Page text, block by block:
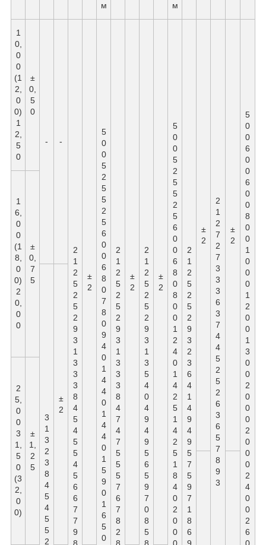
м
м
1
0,
0
0
(1
2,
0
0)
1
2,
5
0
±
0,
5
0
- -
2
1
2
5
2
5
2
9
3
1
3
3
3
8
4
5
4
5
5
4
5
6
6
7
7
9
±
2
5
0
0
5
2
5
5
2
5
6
0
0
6
8
0
7
8
0
9
4
0
1
4
4
0
1
4
4
0
1
5
9
0
1
6
5
0
2
1
2
5
2
5
2
9
3
1
3
3
3
8
4
7
4
7
5
5
5
7
6
7
8
2
±
2
2
1
2
5
2
5
2
9
3
1
3
5
4
0
4
9
4
9
5
6
5
9
7
0
8
5
±
2
5
0
0
5
2
5
5
2
5
6
0
0
6
8
0
8
0
0
1
2
4
0
1
4
2
5
1
4
2
5
1
8
4
0
2
0
0
2
1
2
5
2
5
2
9
3
2
3
6
4
1
4
9
4
9
5
7
5
9
7
1
8
6
±
2
2
1
2
7
2
7
3
3
3
6
3
7
4
4
5
2
5
2
6
3
6
5
7
8
9
3
±
2
5
0
0
6
0
0
6
0
0
8
0
0
1
0
0
0
1
2
0
0
1
3
0
0
2
0
0
0
2
0
0
0
2
4
0
0
2
6
1
6,
0
0
(1
8,
0
0)
2
0,
0
0
±
0,
7
5
3
1
3
2
3
8
4
5
4
5
5
2
±
2
2
5,
0
0
3
1,
5
0
(3
2,
0
0)
±
1,
2
5